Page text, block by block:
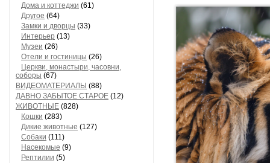
Дома и коттеджи (61)
Другое (64)
Замки и дворцы (33)
Интерьер (13)
Музеи (26)
Отели и гостиницы (26)
Церкви, монастыри, часовни,
соборы (67)
ВИДЕОМАТЕРИАЛЫ (88)
ДАВНО ЗАБЫТОЕ СТАРОЕ (12)
ЖИВОТНЫЕ (828)
Кошки (283)
Дикие животные (127)
Собаки (111)
Насекомые (9)
Рептилии (5)